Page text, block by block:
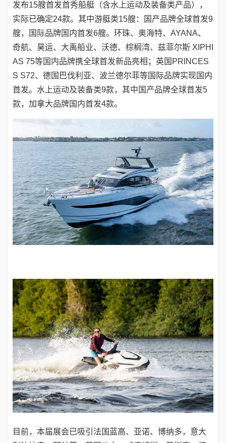
发布15艘首发首秀船艇（含水上运动及装备类产品），
实际已确定24款。其中游艇类15艘：国产品牌全球首发9
艘，国际品牌国内首发6艘。环珠、奥海特、AYANA、
奇航、昊运、大禹船业、沃德、棕榈湾、兹菲尔斯 XIPHI
AS 75等国内品牌携全球首发新品亮相；英国PRINCES
S S72、德国巴伐利亚、波兰德尔菲等国际品牌实现国内
首发。水上运动及装备类9款，其中国产品牌全球首发5
款，加拿大品牌国内首发4款。
目前，本届展会已吸引法国蓝高、亚诺、博纳多，意大